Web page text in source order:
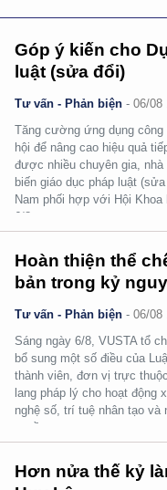
Góp ý kiến cho
luật (sửa đổi)
Tư vấn - Phản biện -06/08
Tăng cường ứng dụng
hội để nâng cao hiệu quả
được nhiều chuyên gia, nhà
biến giáo dục pháp luật
Nam phối hợp với Hội
6/8.
Hoàn thiện thể
bản trong kỷ
Tư vấn - Phản biện -06/08
Sáng ngày 6/8, VUSTA tổ
bổ sung một số điều của
thành viên, đơn vị trực
lang pháp lý cho hoạt động
nghệ số, trí tuệ nhân tạo
quyền.
Hơn nửa thế kỷ